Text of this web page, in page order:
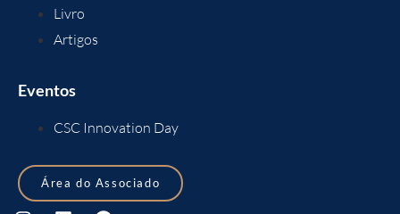
Livro
Artigos
Eventos
CSC Innovation Day
Área do Associado